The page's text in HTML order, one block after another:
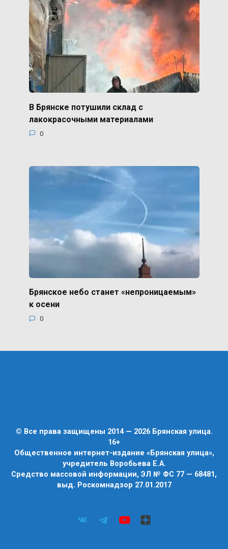
В Брянске потушили склад с
лакокрасочными материалами
0
Брянское небо станет «непроницаемым»
к осени
0
© Все права защищены 2014 — 2026 Брянская улица.
16+
Общественное интернет-издание «Брянская улица»,
учредитель Воробьева Е.А.
Средство массовой информации, ЭЛ № ФС 77 — 68481,
выд. Роскомнадзор 27.01.2017